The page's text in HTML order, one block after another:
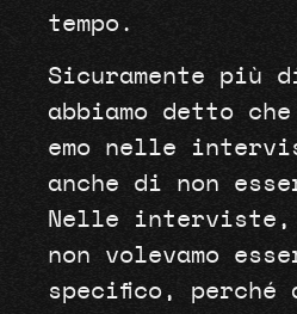
tempo.
Sicuramente più
abbiamo detto che
emo nelle
anche di non
Nelle interviste,
non volevamo
specifico, perché